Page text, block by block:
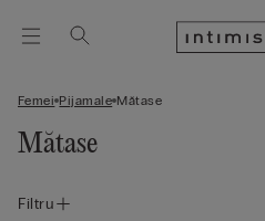
Femei Pijamale Mătase
Mătase
Filtru